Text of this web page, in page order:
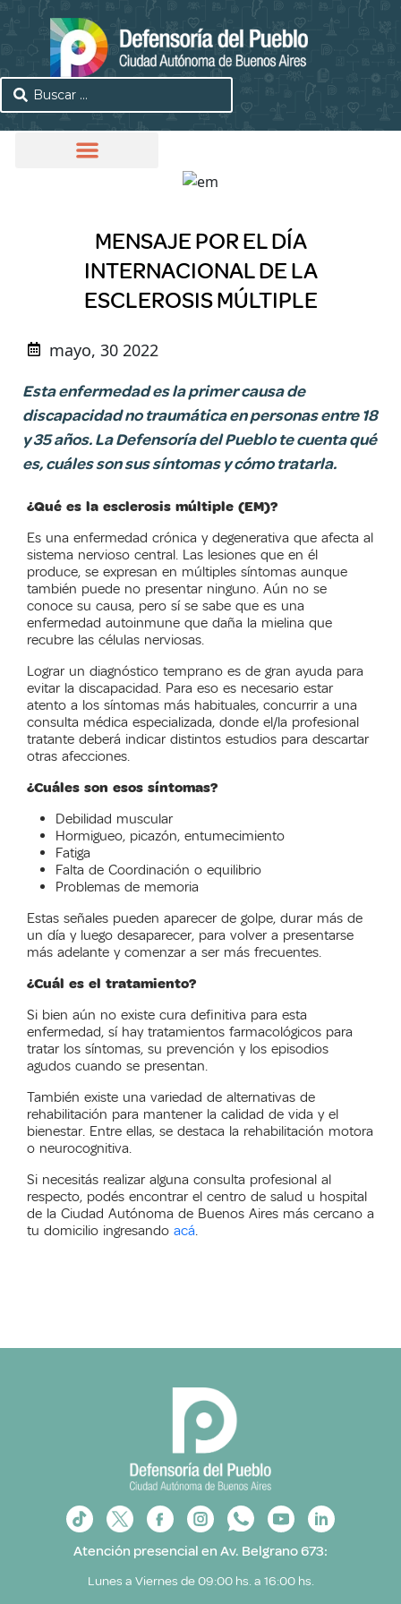
MENSAJE POR EL DÍA
INTERNACIONAL DE LA
ESCLEROSIS MÚLTIPLE
mayo, 30 2022
Esta enfermedad es la primer causa de
discapacidad no traumática en personas entre 18
y 35 años. La Defensoría del Pueblo te cuenta qué
es, cuáles son sus síntomas y cómo tratarla.
¿Qué es la esclerosis múltiple (EM)?
Es una enfermedad crónica y degenerativa que afecta al
sistema nervioso central. Las lesiones que en él
produce, se expresan en múltiples síntomas aunque
también puede no presentar ninguno. Aún no se
conoce su causa, pero sí se sabe que es una
enfermedad autoinmune que daña la mielina que
recubre las células nerviosas.
Lograr un diagnóstico temprano es de gran ayuda para
evitar la discapacidad. Para eso es necesario estar
atento a los síntomas más habituales, concurrir a una
consulta médica especializada, donde el/la profesional
tratante deberá indicar distintos estudios para descartar
otras afecciones.
¿Cuáles son esos síntomas?
Debilidad muscular
Hormigueo, picazón, entumecimiento
Fatiga
Falta de Coordinación o equilibrio
Problemas de memoria
Estas señales pueden aparecer de golpe, durar más de
un día y luego desaparecer, para volver a presentarse
más adelante y comenzar a ser más frecuentes.
¿Cuál es el tratamiento?
Si bien aún no existe cura definitiva para esta
enfermedad, sí hay tratamientos farmacológicos para
tratar los síntomas, su prevención y los episodios
agudos cuando se presentan.
También existe una variedad de alternativas de
rehabilitación para mantener la calidad de vida y el
bienestar. Entre ellas, se destaca la rehabilitación motora
o neurocognitiva.
Si necesitás realizar alguna consulta profesional al
respecto, podés encontrar el centro de salud u hospital
de la Ciudad Autónoma de Buenos Aires más cercano a
tu domicilio ingresando acá.
Atención presencial en Av. Belgrano 673:
Lunes a Viernes de 09:00 hs. a 16:00 hs.